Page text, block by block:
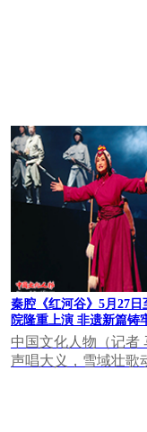
秦腔《红河谷》5月27日
院隆重上演 非遗新篇铸
中国文化人物（记者
声唱大义，雪域壮歌